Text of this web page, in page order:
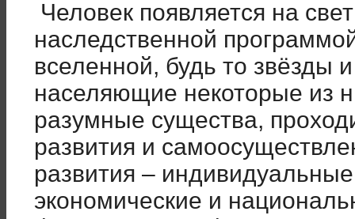
Человек появляется на
наследственной
вселенной, будь то звёзды
населяющие некоторые из
разумные существа,
развития и
развития –
экономические и